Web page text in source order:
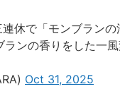
休で「モンブラン
ンの香りをした一
Oct 31, 2025